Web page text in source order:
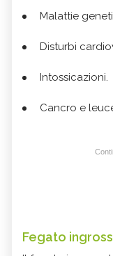
Malattie
Disturbi
Intossicazioni.
Cancro e
Fegato